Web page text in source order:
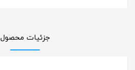
جزئیات محصول